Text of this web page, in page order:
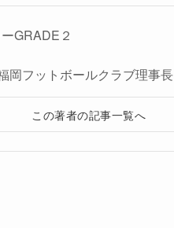
GRADE２
岡フットボールクラブ理事長
この著者の記事一覧へ